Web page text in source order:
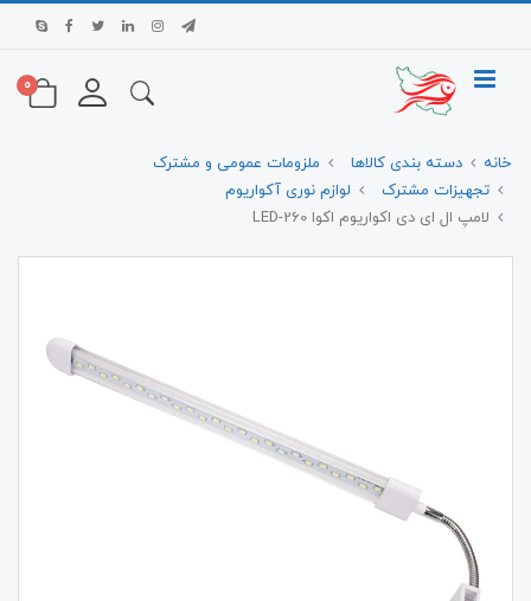
0
خانه دسته بندی کالاها
ملزومات عمومی و مشترک
تجهیزات مشترک
لوازم نوری آکواریوم
لامپ ال ای دی اکواریوم اکوا LED-260